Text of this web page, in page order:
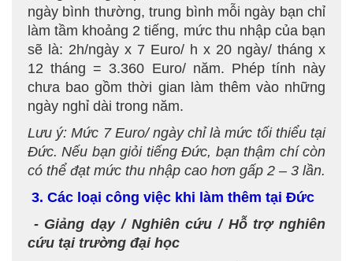
ngày bình thường, trung bình mỗi ngày bạn chỉ
làm tầm khoảng 2 tiếng, mức thu nhập của bạn
sẽ là: 2h/ngày x 7 Euro/ h x 20 ngày/ tháng x
12 tháng = 3.360 Euro/ năm. Phép tính này
chưa bao gồm thời gian làm thêm vào những
ngày nghỉ dài trong năm.
Lưu ý: Mức 7 Euro/ ngày chỉ là mức tối thiểu tại
Đức. Nếu bạn giỏi tiếng Đức, bạn thậm chí còn
có thể đạt mức thu nhập cao hơn gấp 2 – 3 lần.
3. Các loại công việc khi làm thêm tại Đức
- Giảng dạy / Nghiên cứu / Hỗ trợ nghiên
cứu tại trường đại học